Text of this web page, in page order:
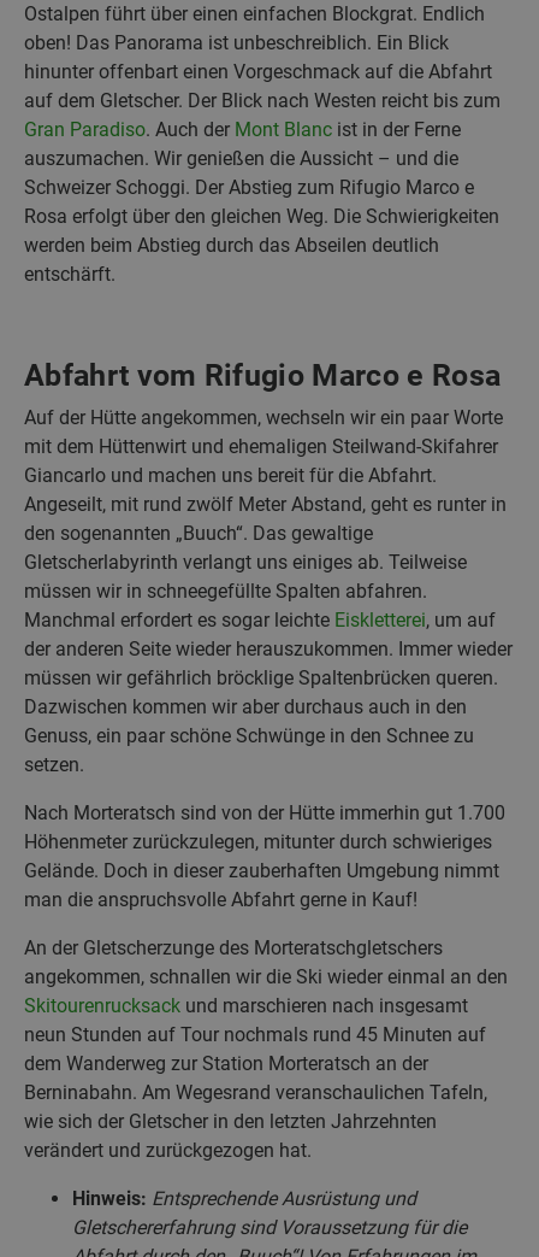
Ostalpen führt über einen einfachen Blockgrat. Endlich
oben! Das Panorama ist unbeschreiblich. Ein Blick
hinunter offenbart einen Vorgeschmack auf die Abfahrt
auf dem Gletscher. Der Blick nach Westen reicht bis zum
Gran Paradiso. Auch der Mont Blanc ist in der Ferne
auszumachen. Wir genießen die Aussicht – und die
Schweizer Schoggi. Der Abstieg zum Rifugio Marco e
Rosa erfolgt über den gleichen Weg. Die Schwierigkeiten
werden beim Abstieg durch das Abseilen deutlich
entschärft.
Abfahrt vom Rifugio Marco e Rosa
Auf der Hütte angekommen, wechseln wir ein paar Worte
mit dem Hüttenwirt und ehemaligen Steilwand-Skifahrer
Giancarlo und machen uns bereit für die Abfahrt.
Angeseilt, mit rund zwölf Meter Abstand, geht es runter in
den sogenannten „Buuch“. Das gewaltige
Gletscherlabyrinth verlangt uns einiges ab. Teilweise
müssen wir in schneegefüllte Spalten abfahren.
Manchmal erfordert es sogar leichte Eiskletterei, um auf
der anderen Seite wieder herauszukommen. Immer wieder
müssen wir gefährlich bröcklige Spaltenbrücken queren.
Dazwischen kommen wir aber durchaus auch in den
Genuss, ein paar schöne Schwünge in den Schnee zu
setzen.
Nach Morteratsch sind von der Hütte immerhin gut 1.700
Höhenmeter zurückzulegen, mitunter durch schwieriges
Gelände. Doch in dieser zauberhaften Umgebung nimmt
man die anspruchsvolle Abfahrt gerne in Kauf!
An der Gletscherzunge des Morteratschgletschers
angekommen, schnallen wir die Ski wieder einmal an den
Skitourenrucksack und marschieren nach insgesamt
neun Stunden auf Tour nochmals rund 45 Minuten auf
dem Wanderweg zur Station Morteratsch an der
Berninabahn. Am Wegesrand veranschaulichen Tafeln,
wie sich der Gletscher in den letzten Jahrzehnten
verändert und zurückgezogen hat.
Hinweis: Entsprechende Ausrüstung und
Gletschererfahrung sind Voraussetzung für die